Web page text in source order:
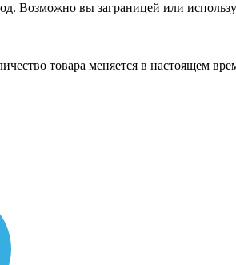
Возможно вы заграницей или
товара меняется в настоящем